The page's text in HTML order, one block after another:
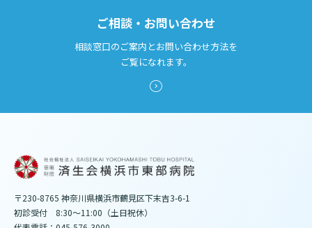
ご相談・お問い合わせ
相談窓口のご案内とお問い合わせ方法を
ご覧になれます。
〒230-8765 神奈川県横浜市鶴見区下末吉3-6-1
初診受付 8:30～11:00（土日祝休）